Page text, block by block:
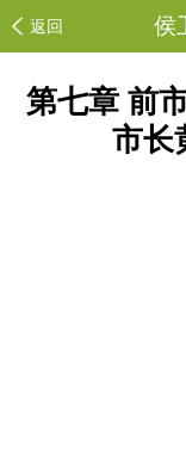
返回 侯
第七章 前
市长